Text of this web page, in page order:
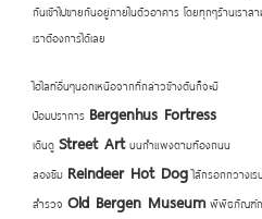
กันเข้าไปขายกันอยู่ภายในตัวอาคาร โดยทุกๆร้านเราส
เราต้องการได้เลย
ไฮไลท์อื่นๆนอกเหนือจากที่กล่าวข้างต้นก็จะมี
ป้อมปราการ Bergenhus Fortress
เดินดู Street Artบนกำแพงตามท้องถนน
ลองชิม Reindeer Hot Dogไส้กรอกกวางเ
สำรวจ Old Bergen Museumพิพิธภัณฑ์กล